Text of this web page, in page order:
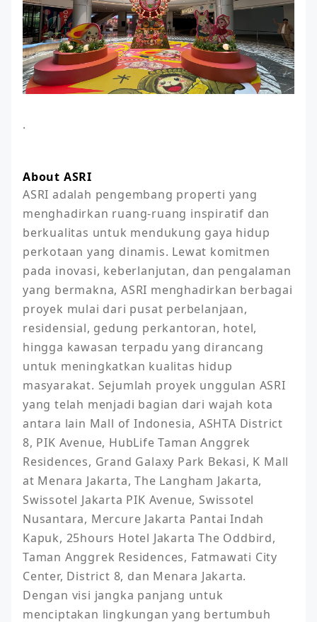
.
About ASRI
ASRI adalah pengembang properti yang
menghadirkan ruang-ruang inspiratif dan
berkualitas untuk mendukung gaya hidup
perkotaan yang dinamis. Lewat komitmen
pada inovasi, keberlanjutan, dan pengalaman
yang bermakna, ASRI menghadirkan berbagai
proyek mulai dari pusat perbelanjaan,
residensial, gedung perkantoran, hotel,
hingga kawasan terpadu yang dirancang
untuk meningkatkan kualitas hidup
masyarakat. Sejumlah proyek unggulan ASRI
yang telah menjadi bagian dari wajah kota
antara lain Mall of Indonesia, ASHTA District
8, PIK Avenue, HubLife Taman Anggrek
Residences, Grand Galaxy Park Bekasi, K Mall
at Menara Jakarta, The Langham Jakarta,
Swissotel Jakarta PIK Avenue, Swissotel
Nusantara, Mercure Jakarta Pantai Indah
Kapuk, 25hours Hotel Jakarta The Oddbird,
Taman Anggrek Residences, Fatmawati City
Center, District 8, dan Menara Jakarta.
Dengan visi jangka panjang untuk
menciptakan lingkungan yang bertumbuh